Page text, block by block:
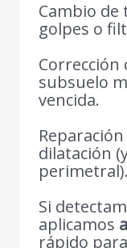
Cambio de
golpes o
Corrección
subsuelo
vencida.
dilatación
perimetral).
Si
aplicamos
rápido